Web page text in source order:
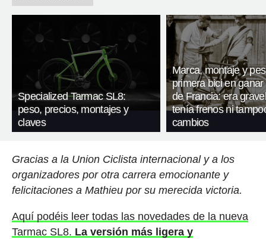
Specialized Tarmac SL8:
peso, precios, montajes y
claves
Marca, montaje y
primera bici en ganar
de Francia: era
tenía frenos ni
cambios
Gracias a la Union Ciclista internacional y a los
organizadores por otra carrera emocionante y
felicitaciones a Mathieu por su merecida victoria.
Aquí podéis leer todas las novedades de la nueva
Tarmac SL8. La versión más ligera y